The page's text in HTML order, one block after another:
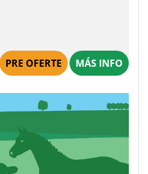
PRE OFERTE MÁS INFO